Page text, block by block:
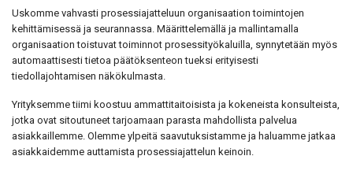
Uskomme vahvasti prosessiajatteluun organisaation toimintojen
kehittämisessä ja seurannassa. Määrittelemällä ja mallintamalla
organisaation toistuvat toiminnot prosessityökaluilla, synnytetään myös
automaattisesti tietoa päätöksenteon tueksi erityisesti
tiedollajohtamisen näkökulmasta.
Yrityksemme tiimi koostuu ammattitaitoisista ja kokeneista konsulteista,
jotka ovat sitoutuneet tarjoamaan parasta mahdollista palvelua
asiakkaillemme. Olemme ylpeitä saavutuksistamme ja haluamme jatkaa
asiakkaidemme auttamista prosessiajattelun keinoin.